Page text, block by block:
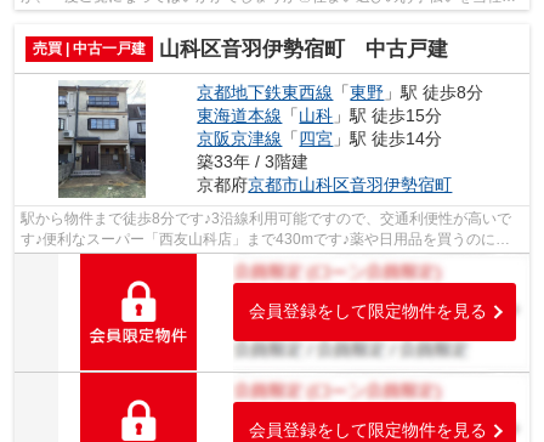
させていただけませんか◎お客様が安心して暮...
売買 | 中古一戸建
山科区音羽伊勢宿町 中古戸建
京都地下鉄東西線 「東野 」駅 徒歩8分
東海道本線 「山科 」駅 徒歩15分
京阪京津線 「四宮 」駅 徒歩14分
築33年 / 3階建
京都府京都市山科区音羽伊勢宿町
駅から物件まで徒歩8分です♪3沿線利用可能ですので、交通利便性が高いで
す♪便利なスーパー「西友山科店」まで430mです♪薬や日用品を買うのに便
利なドラッグユタカ 山科音羽店まで、451...
会員登録をして限定物件を見る
会員登録をして限定物件を見る